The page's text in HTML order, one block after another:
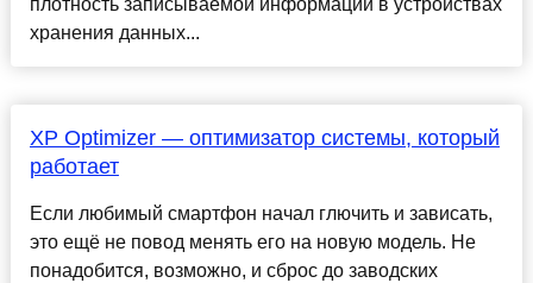
плотность записываемой информации в устройствах
хранения данных...
XP Optimizer — оптимизатор системы, который
работает
Если любимый смартфон начал глючить и зависать,
это ещё не повод менять его на новую модель. Не
понадобится, возможно, и сброс до заводских